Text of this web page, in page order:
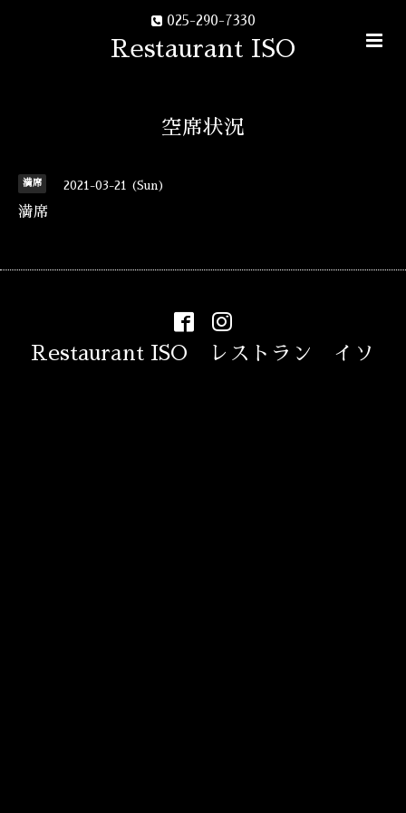
025-290-7330
Restaurant ISO
空席状況
満席 2021-03-21 (Sun)
満席
Restaurant ISO レストラン イソ